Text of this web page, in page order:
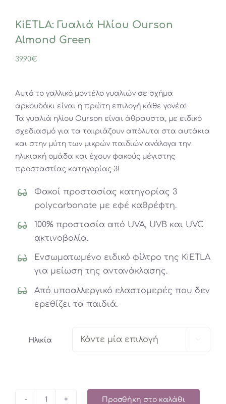
KiETLA: Γυαλιά Ηλίου Ourson
Almond Green
39,90€
Αυτό το γαλλικό μοντέλο γυαλιών σε σχήμα
αρκουδάκι είναι η πρώτη επιλογή κάθε γονέα!
Τα γυαλιά ηλίου Ourson είναι άθραυστα, με ειδικό
σχεδιασμό για τα ταιριάζουν απόλυτα στα αυτάκια
και στην μύτη των μικρών παιδιών ανάλογα την
ηλικιακή ομάδα και έχουν φακούς μέγιστης
προσταστίας κατηγορίας 3!
Φακοί προστασίας κατηγορίας 3
polycarbonate με εφέ καθρέφτη.
100% προστασία από UVA, UVB και UVC
ακτινοβολία.
Ενσωματωμένο ειδικό φίλτρο της KiETLA
για μείωση της αντανάκλασης.
Από υποαλλεργικό ελαστομερές που δεν
ερεθίζει τα παιδιά.
Ηλικία
Προσθήκη στο καλάθι